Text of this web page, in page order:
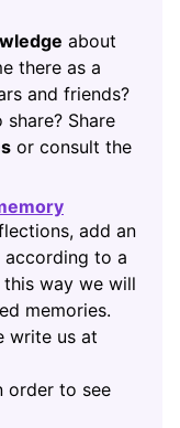
about
there as a
and friends?
Share
or consult the
(Opens in
add an
according to a
way we will
memories.
write us at
in new tab)
order to see